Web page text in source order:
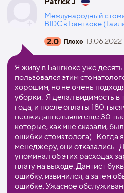
Международный
BIDC в Бангкоке
2.0 Плохо 13.06.2022
Я живу в Бангкоке уже
пользовался этим
хорошим, но не очень
уборки. Я делал видимость в
года, и после оплаты 180
неожиданно взяли еще 30
которые, как мне сказали,
ошибки стоматолога). Когда
менеджеру, они отказались.
упоминал об этих расходах
плату на выходе. Дантист
ошибку, извинился, а затем
ошибке. Ужасное